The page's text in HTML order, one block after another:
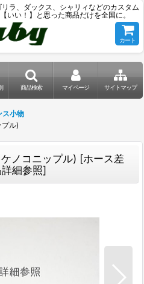
ラ、ダックス、シャリィなどのカスタム
いい！】と思った商品だけを全国に。
カート
商品検索 マイページ サイトマップ
ス小物
ル)
ノコニップル) [ホース差
細参照]